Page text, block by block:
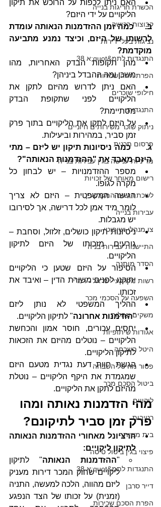
הכשרת חריגות בנייה
קבוצות רכישה
נציגות בעלי דירות
התנגדות לתמ&quot;א 38
הפרת חוזה שכירות
חילופי שוכרים
התנגדות
ניתוק שוכר משירותים חיוניים
פרסום תכנית
מדיניות ענישה בגין עבירות בנייה
רישום מאוחר של זכויות
לשכת רישום המקרקעין
עבירות בנייה
צו מנהלי ושיפוטי
התיישנות עבירות בניה
הסדר מותנה
רשות מקרקעי ישראל - רמ"י
השפעה על הסכמי מכר
משקים ונחלות
אגודות שיתופיות
היטל השבחה
פטור מהיטל השבחה
ביטול הסכם מכר
ליקויים
רטיבות
בית משותף
פיצוי בגין ביטול טיסה
התנגדות לתמ&quot;א 38
דייר סרבן
הפרת הסכם שכירות
הליקויים על ידי היזם?
מוקדמת?
משכן ומה ההבדל ביניהן?
מסתיימת?
זמן סביר, במהירות וביעילות.
היזם מאבד את "ההזדמנות הנאותה"?
מקרה לגופו.
יש מגבלות.
הליקויים.
זכותו.
"הזדמנות אחרונה" לתיקון הליקויים.
לתיקון הליקויים.
מהיזם לתקן את הליקויים.
מהי הזדמנות נאותה ומהו
פרק זמן סביר לתיקונם?
לתיקון ליקויים:
"ההזדמנות הנאותה